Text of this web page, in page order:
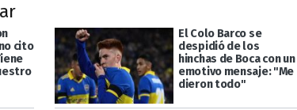
cito
El Colo Barco se
despidió de los
hinchas de Boca con un
emotivo mensaje: "Me
dieron todo"